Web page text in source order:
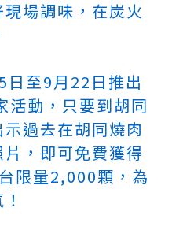
場調味，在炭火
日至9月22日推出
活動，只要到胡同
過去在胡同燒肉
，即可免費獲得
限量2,000顆，為